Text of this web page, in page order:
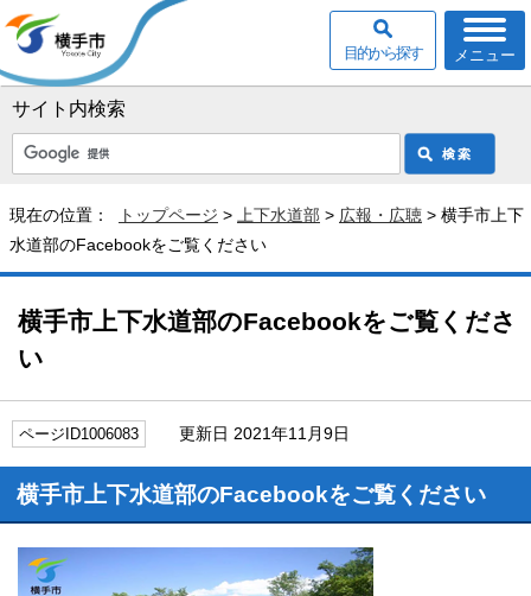
サイト内検索
メニュー
目的から探す
現在の位置： トップページ > 上下水道部 > 広報・広聴 > 横手市上下
水道部のFacebookをご覧ください
横手市上下水道部のFacebookをご覧くださ
い
ページID1006083 更新日 2021年11月9日
横手市上下水道部のFacebookをご覧ください